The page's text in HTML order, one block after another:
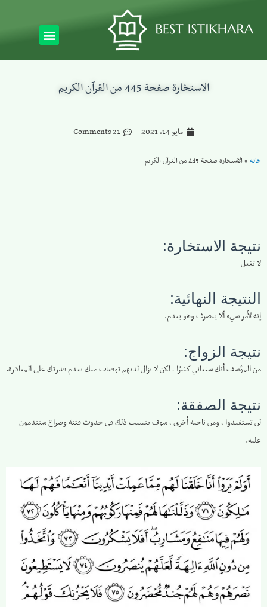
الاستخارة صفحة 445 من القرآن الكريم
مايو 14, 2021 21 Comments
خانه » الاستخارة صفحة 445 من القرآن الكريم
نتيجة الاستخارة:
لا تفعل
النتيجة النهائية:
إنه لأمر سيء ألا يتصرف وهو يندم.
نتيجة الزواج:
من المؤسف أنك ستعاني كثيرًا ، لكن لا يزال لديهم توقعات منك بعدم قدرتك على المغادرة.
نتيجة الصفقة:
لن تستفيدوا ، ومن ناحية أخرى ، سوف يتسبب ذلك في حدوث فتنة وصراع ستندمون
عليه.